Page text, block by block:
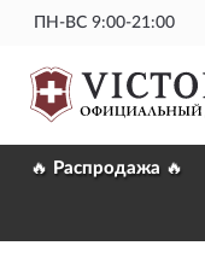
ПН-ВС 9:00-21:00
🔥 Распродажа 🔥